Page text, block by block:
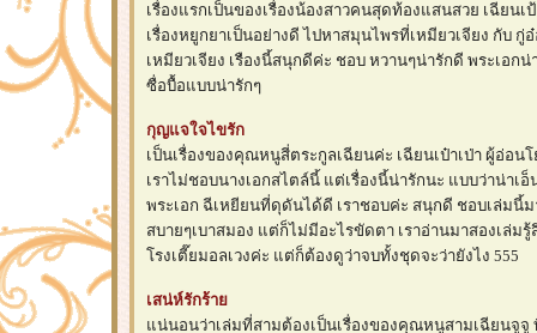
เรื่องแรกเป็นของเรื่องน้องสาวคนสุดท้องแสนสวย เฉียนเ
เรื่องหยูกยาเป็นอย่างดี ไปหาสมุนไพรที่เหมียวเจียง กับ กู่
เหมียวเจียง เรืองนี้สนุกดีค่ะ ชอบ หวานๆน่ารักดี พระเอกน่
ซื่อบื้อแบบน่ารักๆ
กุญแจใจไขรัก
เป็นเรื่องของคุณหนูสี่ตระกูลเฉียนค่ะ เฉียนเป๋าเป่า ผู้อ่อน
เราไม่ชอบนางเอกสไตล์นี้ แต่เรื่องนี้น่ารักนะ แบบว่าน่าเ
พระเอก ฉีเหยียนที่ดุดันได้ดี เราชอบค่ะ สนุกดี ชอบเล่มนี้
สบายๆเบาสมอง แต่ก็ไม่มีอะไรขัดตา เราอ่านมาสองเล่ม
รงเตี๊ยมอลเวงค่ะ แต่ก็ต้องดูว่าจบทั้งชุดจะว่ายังไง 555
เสน่ห์รักร้า
น่นอนว่าเล่มที่สามต้องเป็นเรื่องของคุณหนูสามเฉียนจูจู